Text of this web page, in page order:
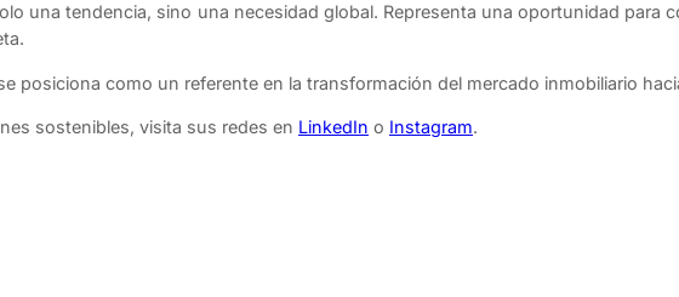
una tendencia, sino una necesidad global. Representa una oportunidad para
posiciona como un referente en la transformación del mercado inmobiliario
sostenibles, visita sus redes en LinkedIn o Instagram.